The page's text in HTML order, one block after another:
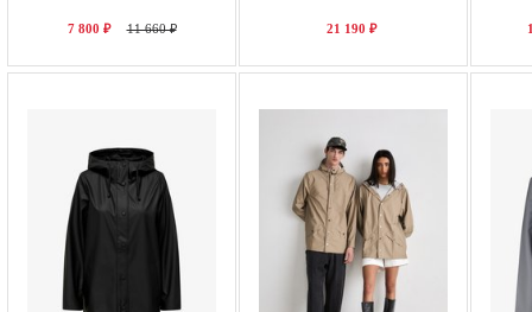
7 800 ₽ 11 660 ₽ 21 190 ₽